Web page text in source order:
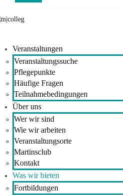
Veranstaltungen
Veranstaltungssuche
Pflegepunkte
Häufige Fragen
Teilnahmebedingungen
Über uns
Wer wir sind
Wie wir arbeiten
Veranstaltungsorte
Martinsclub
Kontakt
Was wir bieten
Fortbildungen